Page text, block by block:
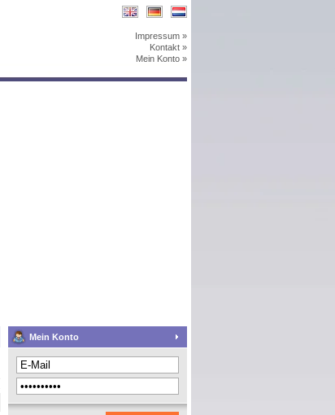
Impressum »
Kontakt »
Mein Konto »
Mein Konto